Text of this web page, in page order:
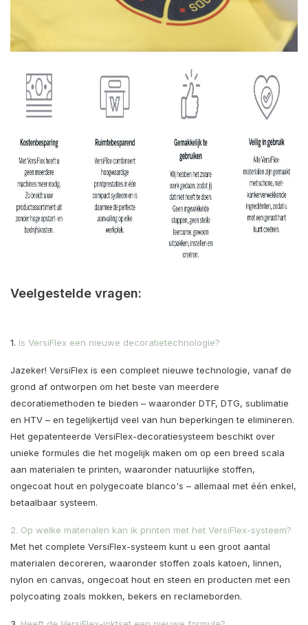
Veelgestelde vragen:
1. Is VersiFlex een nieuwe decoratietechnologie?
Jazeker! VersiFlex is een compleet nieuwe technologie, vanaf de
grond af ontworpen om het beste van meerdere
decoratiemethoden te bieden – waaronder DTF, DTG, sublimatie
en HTV – en tegelijkertijd veel van hun beperkingen te elimineren.
Het gepatenteerde VersiFlex-decoratiesysteem beschikt over
unieke formules die het mogelijk maken om op een breed scala
aan materialen te printen, waaronder natuurlijke stoffen,
ongecoat hout en polygecoate blanco's – allemaal met één enkel,
betaalbaar systeem.
2. Op welke materialen kan ik printen met het VersiFlex-systeem?
Met het complete VersiFlex-systeem kunt u een groot aantal
materialen decoreren, waaronder stoffen zoals katoen, linnen,
nylon en canvas, ongecoat hout en steen en producten met een
polycoating zoals mokken, bekers en reclameborden.